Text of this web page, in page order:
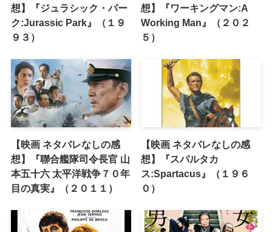
想】『ジュラシック・パー
ク:Jurassic Park』（１９
９３）
想】『ワーキングマン:A
Working Man』（２０２
５）
【映画 ネタバレなしの感
想】『聯合艦隊司令長官 山
本五十六 太平洋戦争７０年
目の真実』（２０１１）
【映画 ネタバレなしの感
想】『スパルタカ
ス:Spartacus』（１９６
０）